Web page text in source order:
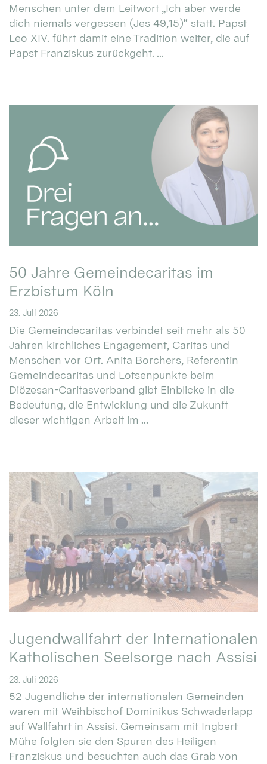
Menschen unter dem Leitwort „Ich aber werde
dich niemals vergessen (Jes 49,15)“ statt. Papst
Leo XIV. führt damit eine Tradition weiter, die auf
Papst Franziskus zurückgeht. ...
50 Jahre Gemeindecaritas im
Erzbistum Köln
23. Juli 2026
Die Gemeindecaritas verbindet seit mehr als 50
Jahren kirchliches Engagement, Caritas und
Menschen vor Ort. Anita Borchers, Referentin
Gemeindecaritas und Lotsenpunkte beim
Diözesan-Caritasverband gibt Einblicke in die
Bedeutung, die Entwicklung und die Zukunft
dieser wichtigen Arbeit im ...
Jugendwallfahrt der Internationalen
Katholischen Seelsorge nach Assisi
23. Juli 2026
52 Jugendliche der internationalen Gemeinden
waren mit Weihbischof Dominikus Schwaderlapp
auf Wallfahrt in Assisi. Gemeinsam mit Ingbert
Mühe folgten sie den Spuren des Heiligen
Franziskus und besuchten auch das Grab von